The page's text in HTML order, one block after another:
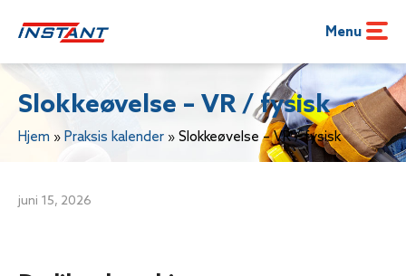
Menu
Slokkeøvelse – VR / fysisk
Hjem » Praksis kalender » Slokkeøvelse – VR / fysisk
juni 15, 2026